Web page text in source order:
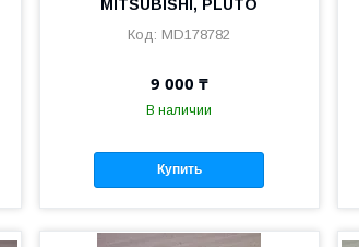
MITSUBISHI, PLUTO
MD178782
9 000 ₸
В наличии
Купить